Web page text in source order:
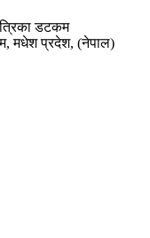
डटकम
मधेश प्रदेश, (नेपाल)